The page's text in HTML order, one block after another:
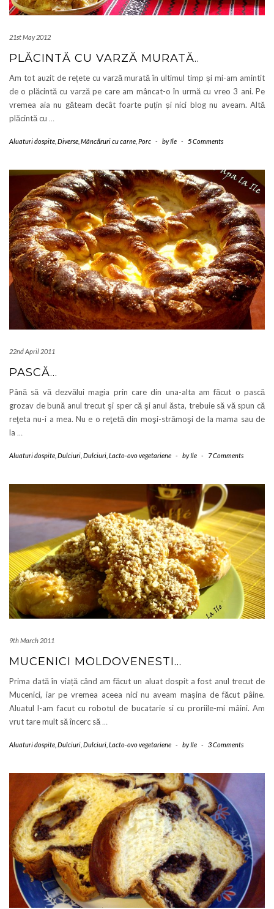
21st May 2012
PLĂCINTĂ CU VARZĂ MURATĂ..
Am tot auzit de rețete cu varză murată în ultimul timp și mi-am amintit
de o plăcintă cu varză pe care am mâncat-o în urmă cu vreo 3 ani. Pe
vremea aia nu găteam decât foarte puțin și nici blog nu aveam. Altă
plăcintă cu …
Aluaturi dospite Diverse Mâncăruri cu carne Porc - byIle - 5 Comments
22nd April 2011
PASCĂ…
Până să vă dezvălui magia prin care din una-alta am făcut o pască
grozav de bună anul trecut şi sper că şi anul ăsta, trebuie să vă spun că
reţeta nu-i a mea. Nu e o reţetă din moşi-strămoşi de la mama sau de
la …
Aluaturi dospite Dulciuri Dulciuri Lacto-ovo vegetariene - byIle - 7 Comments
9th March 2011
MUCENICI MOLDOVENESTI…
Prima dată în viață când am făcut un aluat dospit a fost anul trecut de
Mucenici, iar pe vremea aceea nici nu aveam mașina de făcut pâine.
Aluatul l-am facut cu robotul de bucatarie si cu proriile-mi mâini. Am
vrut tare mult să încerc să …
Aluaturi dospite Dulciuri Dulciuri Lacto-ovo vegetariene - byIle - 3 Comments